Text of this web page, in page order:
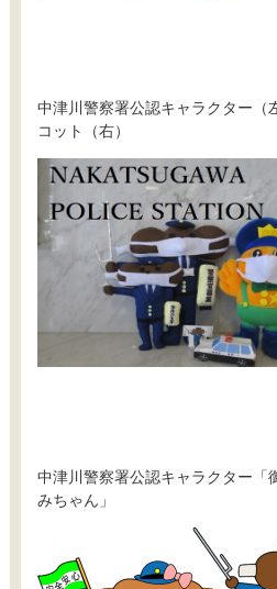
中津川警察署公認キャラクター（
コット（右）
中津川警察署公認キャラクター「
みちゃん」